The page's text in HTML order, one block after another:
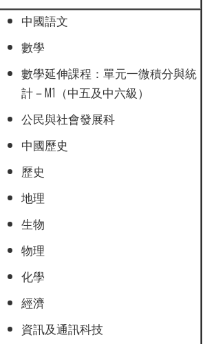
中國語文
數學
數學延伸課程：單元一微積分與統
計－M1（中五及中六級）
公民與社會發展科
中國歷史
歷史
地理
生物
物理
化學
經濟
資訊及通訊科技